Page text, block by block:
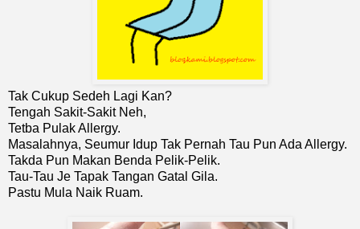
Tak Cukup Sedeh Lagi Kan?
Tengah Sakit-Sakit Neh,
Tetba Pulak Allergy.
Masalahnya, Seumur Idup Tak Pernah Tau Pun Ada Allergy.
Takda Pun Makan Benda Pelik-Pelik.
Tau-Tau Je Tapak Tangan Gatal Gila.
Pastu Mula Naik Ruam.